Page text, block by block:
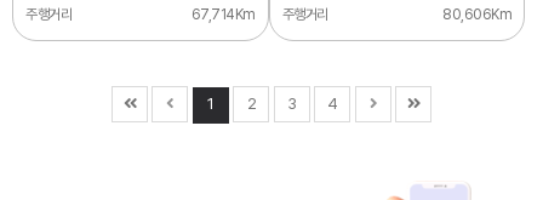
주행거리
67,714Km
주행거리
80,606Km
1 2 3 4